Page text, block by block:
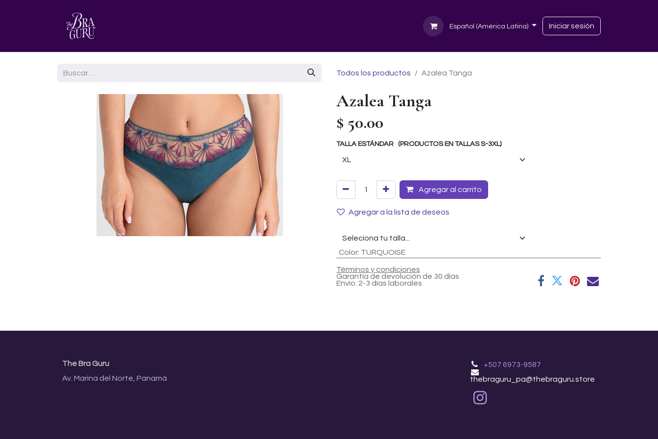
Español (América Latina) Iniciar sesión
Todos los productos Azalea Tanga
Azalea Tanga
$ 50.00
TALLA ESTÁNDAR (PRODUCTOS EN TALLAS S-3XL)
Agregar al carrito
Agregar a la lista de deseos
Color: TURQUOISE
Términos y condiciones
Garantía de devolución de 30 días
Envío: 2-3 días laborales
+507 6973-9587
thebraguru_pa@thebraguru.store
The Bra Guru
Av. Marina del Norte, Panamá